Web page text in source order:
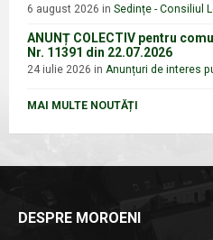
6 august 2026 in Sedințe - Consiliul
ANUNȚ COLECTIV pentru
Nr. 11391 din 22.07.2026
24 iulie 2026 in Anunțuri de interes
MAI MULTE NOUTĂȚI
DESPRE MOROENI